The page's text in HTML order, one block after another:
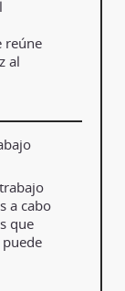
reúne
al
a cabo
que